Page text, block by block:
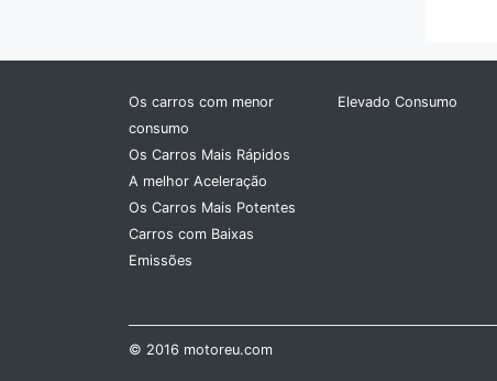
› Navara
› Note
› NP 300 Pick up
› NV200
› Pathfinder
› Patrol
› Pick UP
› Presage
Os carros com menor
consumo
Os Carros Mais Rápidos
A melhor Aceleração
Os Carros Mais Potentes
Carros com Baixas
Emissões
Elevado Consumo
© 2016 motoreu.com